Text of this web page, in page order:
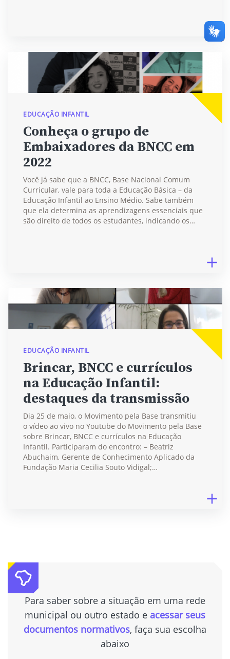
EDUCAÇÃO INFANTIL
Conheça o grupo de
Embaixadores da BNCC em
2022
Você já sabe que a BNCC, Base Nacional Comum
Curricular, vale para toda a Educação Básica – da
Educação Infantil ao Ensino Médio. Sabe também
que ela determina as aprendizagens essenciais que
são direito de todos os estudantes, indicando os…
EDUCAÇÃO INFANTIL
Brincar, BNCC e currículos
na Educação Infantil:
destaques da transmissão
Dia 25 de maio, o Movimento pela Base transmitiu
o vídeo ao vivo no Youtube do Movimento pela Base
sobre Brincar, BNCC e currículos na Educação
Infantil. Participaram do encontro: – Beatriz
Abuchaim, Gerente de Conhecimento Aplicado da
Fundação Maria Cecilia Souto Vidigal;…
Para saber sobre a situação em uma rede
municipal ou outro estado e acessar seus
documentos normativos, faça sua escolha
abaixo